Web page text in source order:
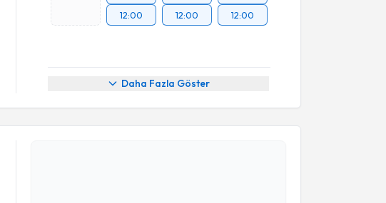
12:00
12:00
12:00
Daha Fazla Göster